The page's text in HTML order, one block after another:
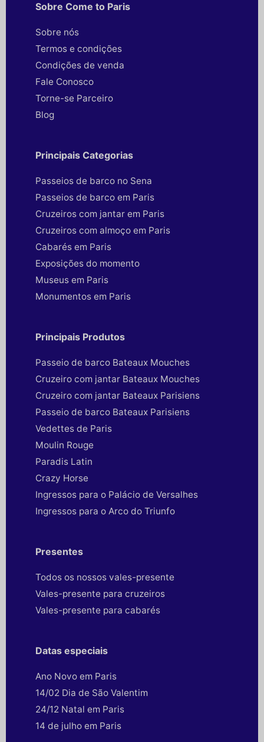
Sobre Come to Paris
Sobre nós
Termos e condições
Condições de venda
Fale Conosco
Torne-se Parceiro
Blog
Principais Categorias
Passeios de barco no Sena
Passeios de barco em Paris
Cruzeiros com jantar em Paris
Cruzeiros com almoço em Paris
Cabarés em Paris
Exposições do momento
Museus em Paris
Monumentos em Paris
Principais Produtos
Passeio de barco Bateaux Mouches
Cruzeiro com jantar Bateaux Mouches
Cruzeiro com jantar Bateaux Parisiens
Passeio de barco Bateaux Parisiens
Vedettes de Paris
Moulin Rouge
Paradis Latin
Crazy Horse
Ingressos para o Palácio de Versalhes
Ingressos para o Arco do Triunfo
Presentes
Todos os nossos vales-presente
Vales-presente para cruzeiros
Vales-presente para cabarés
Datas especiais
Ano Novo em Paris
14/02 Dia de São Valentim
24/12 Natal em Paris
14 de julho em Paris